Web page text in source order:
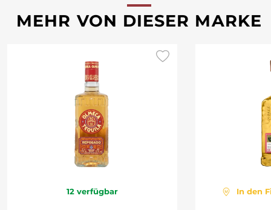
MEHR VON DIESER MARKE
12 verfügbar In den